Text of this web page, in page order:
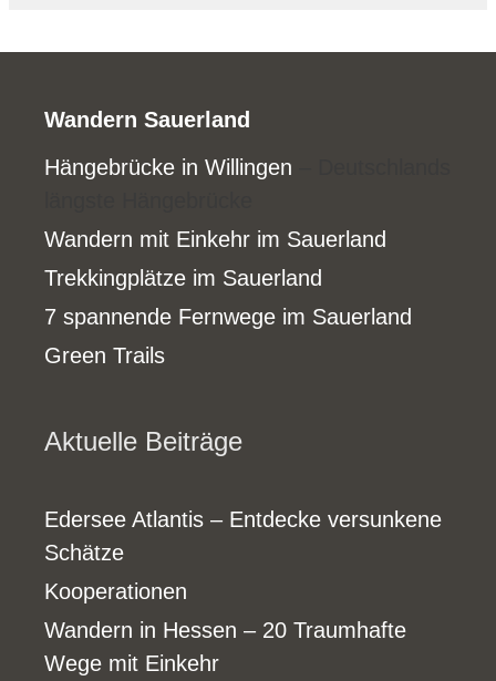
Wandern Sauerland
Hängebrücke in Willingen
Wandern mit Einkehr im Sauerland
Trekkingplätze im Sauerland
7 spannende Fernwege im Sauerland
Green Trails
Aktuelle Beiträge
Edersee Atlantis – Entdecke versunkene
Schätze
Kooperationen
Wandern in Hessen – 20 Traumhafte
Wege mit Einkehr